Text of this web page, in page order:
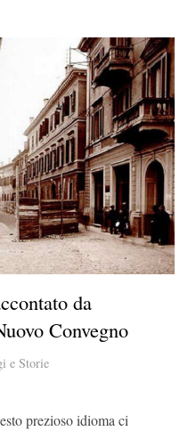
da
Convegno
e Storie
prezioso idioma ci